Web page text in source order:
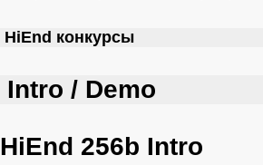
HiEnd конкурсы
Intro / Demo
HiEnd 256b Intro